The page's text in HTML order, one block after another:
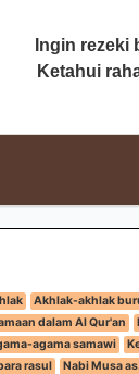
Ingin rezeki
Ketahui
Akhlak-akhlak
dalam Al Qur'an
agama samawi
rasul Nabi Musa